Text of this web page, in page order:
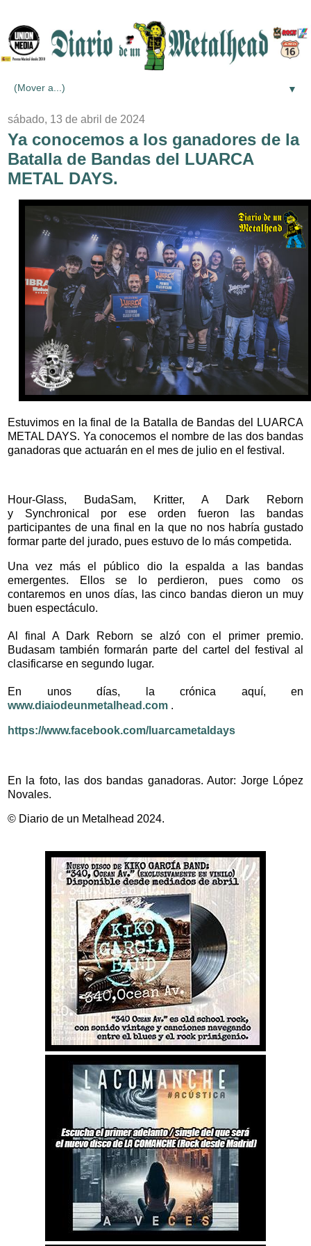
▼
sábado, 13 de abril de 2024
Ya conocemos a los ganadores de la
Batalla de Bandas del LUARCA
METAL DAYS.
Estuvimos en la final de la Batalla de Bandas del
LUARCA
METAL DAYS. Ya conocemos el nombre de las dos bandas
ganadoras que actuarán en el mes de julio en el festival.
Hour-Glass, BudaSam, Kritter,A Dark Reborn
y Synchronical por ese orden fueron las bandas
participantes de una final en la que no nos habría gustado
formar parte del jurado, pues estuvo de lo más competida.
Una vez más el público dio la espalda a las bandas
emergentes. Ellos se lo perdieron, pues como os
contaremos en unos días, las cinco bandas dieron un muy
buen espectáculo.
Al final A Dark Reborn se alzó con el primer premio.
Budasam también formarán parte del cartel del festival al
clasificarse en segundo lugar.
En unos días, la crónica aquí, en
www.diaiodeunmetalhead.com .
https://www.facebook.com/luarcametaldays
En la foto, las dos bandas ganadoras. Autor: Jorge López
Novales.
© Diario de un Metalhead 2024.